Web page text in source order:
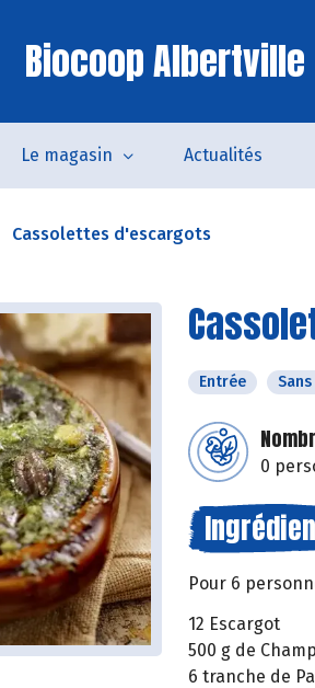
Biocoop Albertville
Le magasin Actualités
Cassolettes d'escargots
Entrée
0
Pour 6
12 Escargot
500 g de
6 tranche de